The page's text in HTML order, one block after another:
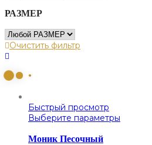
РАЗМЕР
Очистить фильтр
Быстрый просмотр
Выберите параметры
Моник Песочный